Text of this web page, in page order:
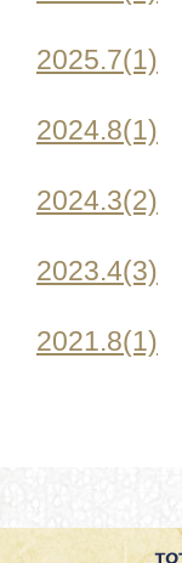
2025.7(1)
2024.8(1)
2024.3(2)
2023.4(3)
2021.8(1)